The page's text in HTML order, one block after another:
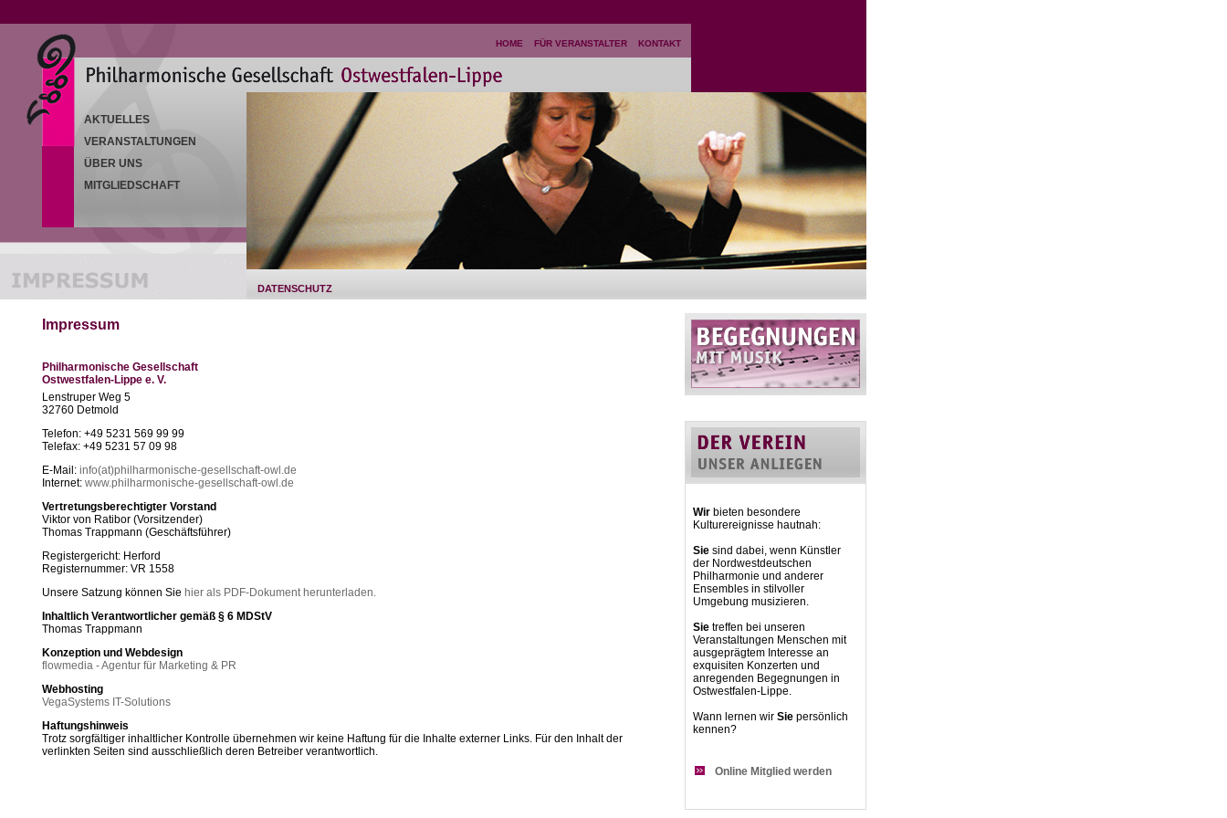
HOME FÜR VERANSTALTER KONTAKT
AKTUELLES
VERANSTALTUNGEN
ÜBER UNS
MITGLIEDSCHAFT
DATENSCHUTZ
Impressum
Philharmonische Gesellschaft
Ostwestfalen-Lippe e. V.
Lenstruper Weg 5
32760 Detmold
Telefon: +49 5231 569 99 99
Telefax: +49 5231 57 09 98
E-Mail: info(at)philharmonische-gesellschaft-owl.de
Internet: www.philharmonische-gesellschaft-owl.de
Vertretungsberechtigter Vorstand
Viktor von Ratibor (Vorsitzender)
Thomas Trappmann (Geschäftsführer)
Registergericht: Herford
Registernummer: VR 1558
Unsere Satzung können Sie hier als PDF-Dokument herunterladen.
Inhaltlich Verantwortlicher gemäß § 6 MDStV
Thomas Trappmann
Konzeption und Webdesign
flowmedia - Agentur für Marketing & PR
Webhosting
VegaSystems IT-Solutions
Haftungshinweis
Trotz sorgfältiger inhaltlicher Kontrolle übernehmen wir keine Haftung für die Inhalte externer Links. Für den Inhalt der
verlinkten Seiten sind ausschließlich deren Betreiber verantwortlich.
Wir bieten besondere
Kulturereignisse hautnah:
Sie sind dabei, wenn Künstler
der Nordwestdeutschen
Philharmonie und anderer
Ensembles in stilvoller
Umgebung musizieren.
Sie treffen bei unseren
Veranstaltungen Menschen mit
ausgeprägtem Interesse an
exquisiten Konzerten und
anregenden Begegnungen in
Ostwestfalen-Lippe.
Wann lernen wir Sie persönlich
kennen?
Online Mitglied werden